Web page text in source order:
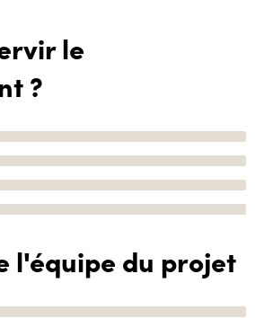
le
?
l'équipe du projet